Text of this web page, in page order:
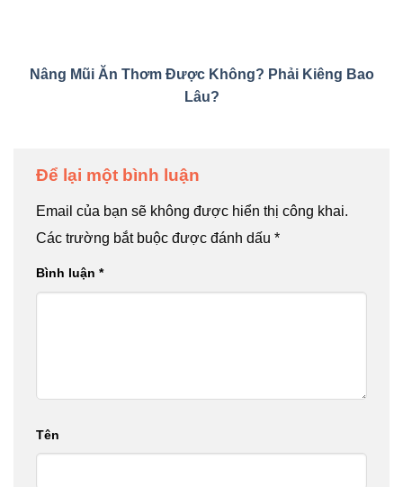
Nâng Mũi Ăn Thơm Được Không? Phải Kiêng Bao
Lâu?
Để lại một bình luận
Email của bạn sẽ không được hiển thị công khai.
Các trường bắt buộc được đánh dấu *
Bình luận *
Tên